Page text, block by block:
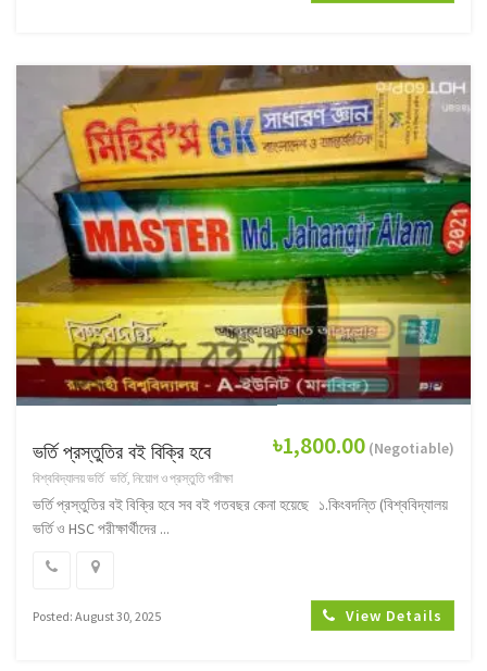
৳1,800.00 (Negotiable)
ভর্তি প্রস্তুতির বই বিক্রি হবে
বিশ্ববিদ্যালয় ভর্তি ভর্তি, নিয়োগ ও প্রস্তুতি পরীক্ষা
ভর্তি প্রস্তুতির বই বিক্রি হবে সব বই গতবছর কেনা হয়েছে ১.কিংবদন্তি (বিশ্ববিদ্যালয়
ভর্তি ও HSC পরীক্ষার্থীদের ...
Posted: August 30, 2025 View Details